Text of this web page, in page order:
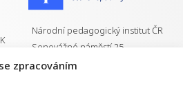
zpracováním
Národní pedagogický institut ČR
Senovážné náměstí 25
110 00 Praha 1